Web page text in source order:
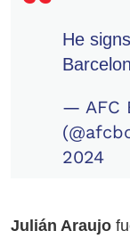
He
— AFC
2024
Julián Araujo